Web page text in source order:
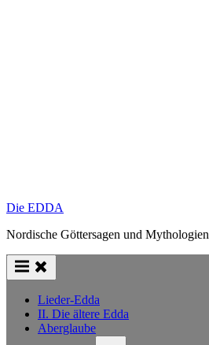
Die EDDA
Nordische Göttersagen und Mythologien
Lieder-Edda
II. Die ältere Edda
Aberglaube